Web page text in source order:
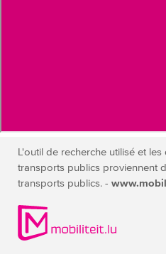
L'outil de recherche utilisé et
transports publics proviennent
transports publics. -